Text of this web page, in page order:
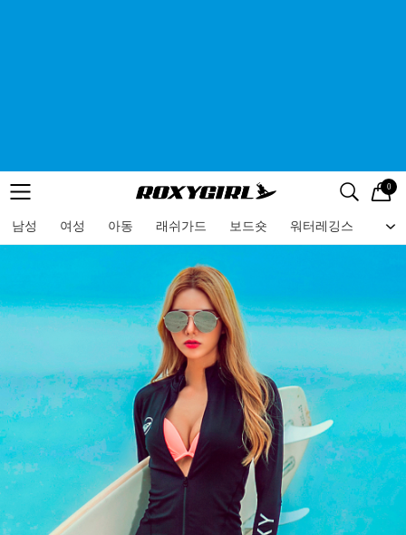
메뉴 검색
로고 0
남성 여성 아동 래쉬가드 보드숏 워터레깅스 비
메뉴